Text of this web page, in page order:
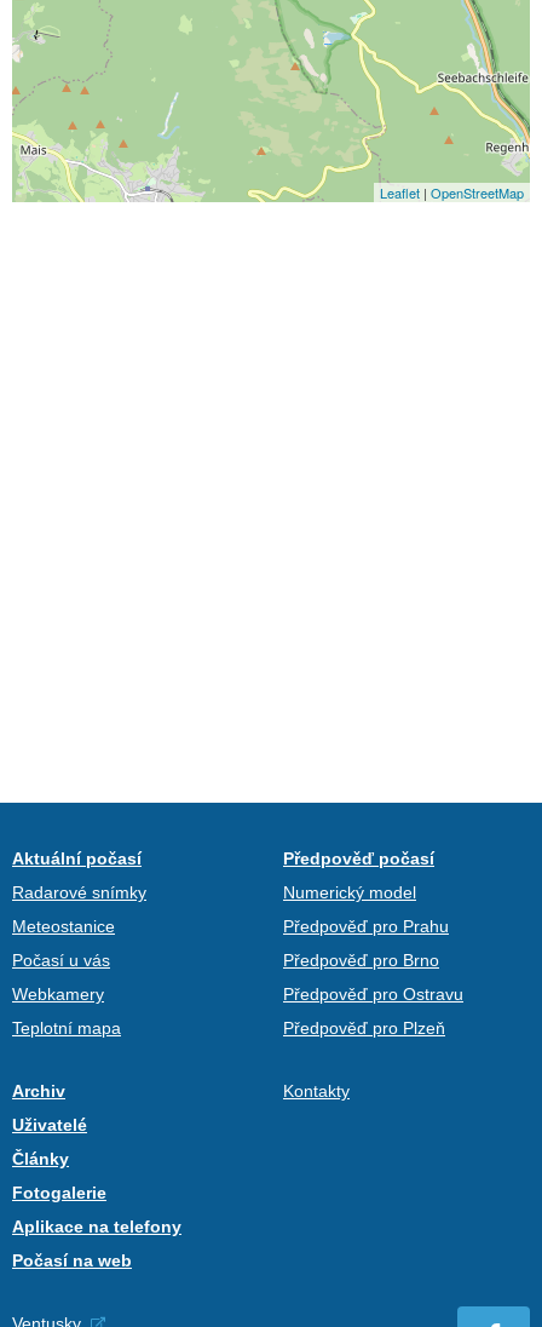
Leaflet | OpenStreetMap
Aktuální počasí
Radarové snímky
Meteostanice
Počasí u vás
Webkamery
Teplotní mapa
Předpověď počasí
Numerický model
Předpověď pro Prahu
Předpověď pro Brno
Předpověď pro Ostravu
Předpověď pro Plzeň
Archiv
Uživatelé
Články
Fotogalerie
Aplikace na telefony
Počasí na web
Kontakty